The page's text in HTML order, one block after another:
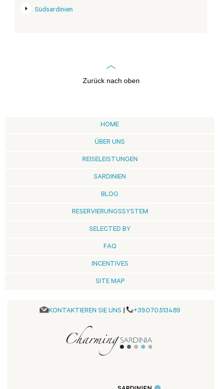
Südsardinien
Zurück nach oben
HOME
ÜBER UNS
REISELEISTUNGEN
SARDINIEN
BLOG
RESERVIERUNGSSYSTEM
SELECTED BY
FAQ
INCENTIVES
SITE MAP
KONTAKTIEREN SIE UNS +39.070.513489